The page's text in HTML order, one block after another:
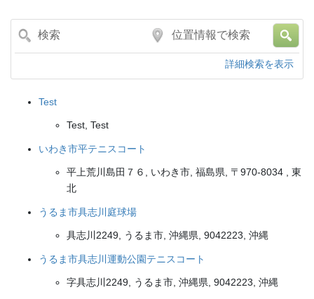
検
位
詳細検索を表示
Test
Test, Test
いわき市平テニスコート
平上荒川島田７６, いわき市, 福島県, 〒970-8034 , 東
北
うるま市具志川庭球場
具志川2249, うるま市, 沖縄県, 9042223, 沖縄
うるま市具志川運動公園テニスコート
字具志川2249, うるま市, 沖縄県, 9042223, 沖縄